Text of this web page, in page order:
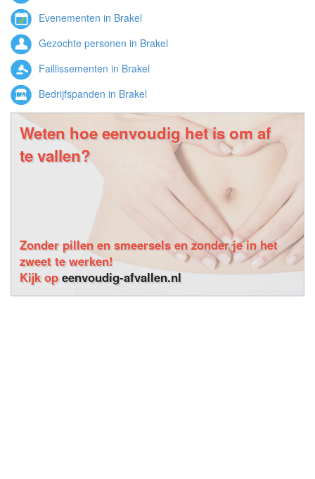
Evenementen in Brakel
Gezochte personen in Brakel
Faillissementen in Brakel
Bedrijfspanden in Brakel
Weten hoe eenvoudig het is om af
te vallen?
Zonder pillen en smeersels en zonder je in het
zweet te werken!
Kijk opeenvoudig-afvallen.nl